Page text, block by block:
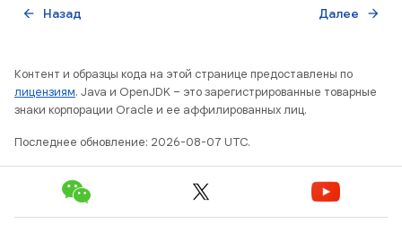
Назад
arrow_back Далее arrow_forward
Контент и образцы кода на этой странице предоставлены по
лицензиям. Java и OpenJDK – это зарегистрированные товарные
знаки корпорации Oracle и ее аффилированных лиц.
Последнее обновление: 2026-08-07 UTC.